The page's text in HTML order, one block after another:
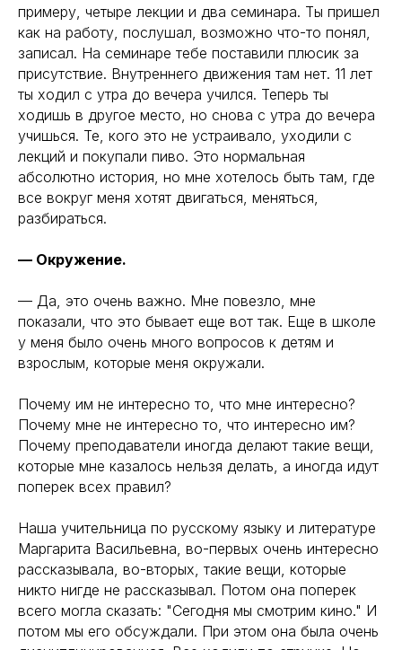
примеру, четыре лекции и два семинара. Ты пришел
как на работу, послушал, возможно что-то понял,
записал. На семинаре тебе поставили плюсик за
присутствие. Внутреннего движения там нет. 11 лет
ты ходил с утра до вечера учился. Теперь ты
ходишь в другое место, но снова с утра до вечера
учишься. Те, кого это не устраивало, уходили с
лекций и покупали пиво. Это нормальная
абсолютно история, но мне хотелось быть там, где
все вокруг меня хотят двигаться, меняться,
разбираться.
— Окружение.
— Да, это очень важно. Мне повезло, мне
показали, что это бывает еще вот так. Еще в школе
у меня было очень много вопросов к детям и
взрослым, которые меня окружали.
Почему им не интересно то, что мне интересно?
Почему мне не интересно то, что интересно им?
Почему преподаватели иногда делают такие вещи,
которые мне казалось нельзя делать, а иногда идут
поперек всех правил?
Наша учительница по русскому языку и литературе
Маргарита Васильевна, во-первых очень интересно
рассказывала, во-вторых, такие вещи, которые
никто нигде не рассказывал. Потом она поперек
всего могла сказать: "Сегодня мы смотрим кино." И
потом мы его обсуждали. При этом она была очень